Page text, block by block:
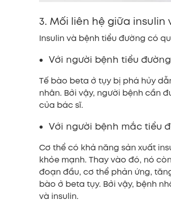
3. Mối liên hệ giữa
Insulin và bệnh tiểu đường có
Với người bệnh tiểu
Tế bào beta ở tụy bị phá hủy
nhân. Bởi vậy, người bệnh cần
của bác sĩ.
Với người bệnh mắc tiểu
Cơ thể có khả năng sản xuất
khỏe mạnh. Thay vào đó, nó
đoạn đầu, cơ thể phản ứng,
bào ở beta tụy. Bởi vậy, bệnh
và insulin.